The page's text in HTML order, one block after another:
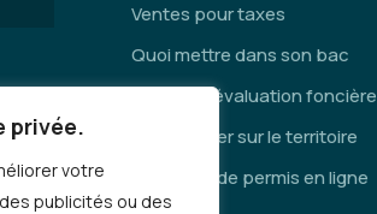
privée.
votre
publicités ou des
Ventes pour taxes
Quoi mettre dans son bac
Service d’évaluation foncière
Se déplacer sur le territoire
Demande de permis en ligne